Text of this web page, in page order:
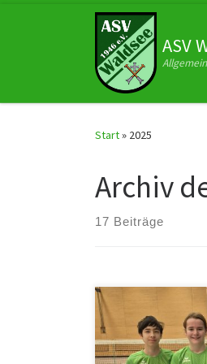
Zum Inhalt springen
ASV
Start» 2025
Archiv
17 Beiträge